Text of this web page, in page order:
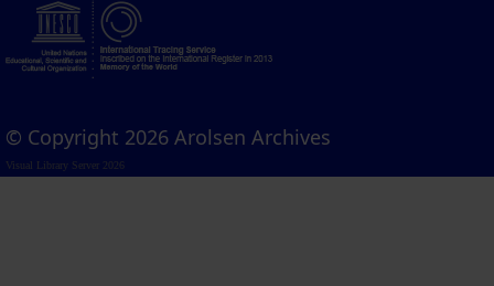
© Copyright 2026 Arolsen Archives
Visual Library Server 2026